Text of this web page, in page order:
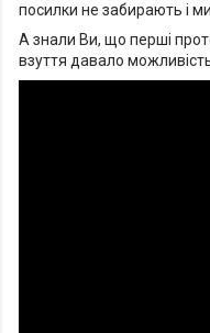
посилки не забирають і
А знали Ви, що перші
взуття давало